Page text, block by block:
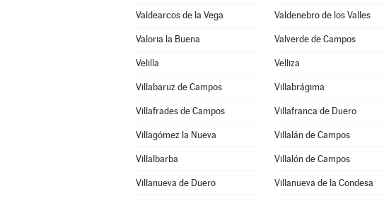
Valdearcos de la Vega Valdenebro de los Valles
Valoria la Buena Valverde de Campos
Velilla Velliza
Villabaruz de Campos Villabrágima
Villafrades de Campos Villafranca de Duero
Villagómez la Nueva Villalán de Campos
Villalbarba Villalón de Campos
Villanueva de Duero Villanueva de la Condesa